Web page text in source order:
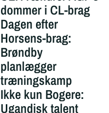
dommer i CL-brag
Dagen efter
Horsens-brag:
Brøndby
planlægger
træningskamp
Ikke kun Bogere:
Ugandisk talent